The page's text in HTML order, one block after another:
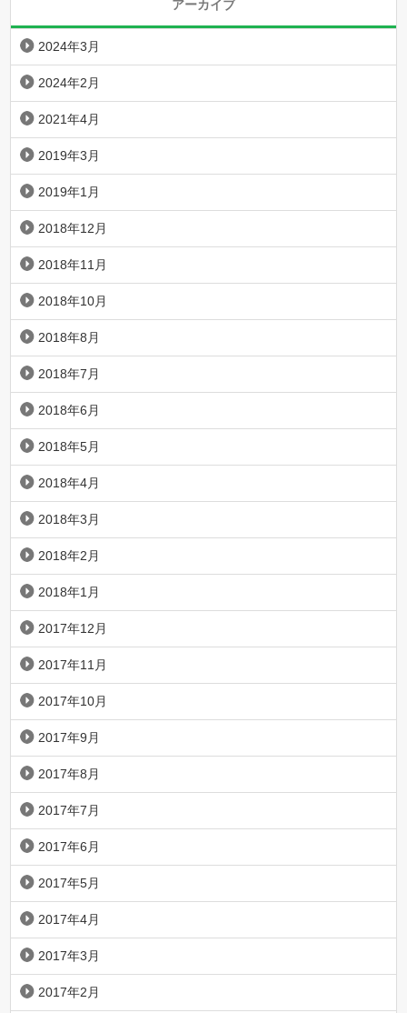
アーカイブ
2024年3月
2024年2月
2021年4月
2019年3月
2019年1月
2018年12月
2018年11月
2018年10月
2018年8月
2018年7月
2018年6月
2018年5月
2018年4月
2018年3月
2018年2月
2018年1月
2017年12月
2017年11月
2017年10月
2017年9月
2017年8月
2017年7月
2017年6月
2017年5月
2017年4月
2017年3月
2017年2月